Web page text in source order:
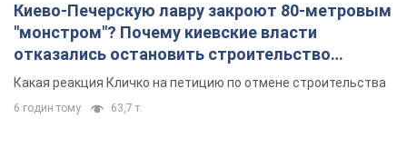
Киево-Печерскую лавру закроют 80-метровым
"монстром"? Почему киевские власти
отказались остановить строительство
небоскреба "московского верующего"
Какая реакция Кличко на петицию по отмене строительства
6 годин тому 63,7 т.